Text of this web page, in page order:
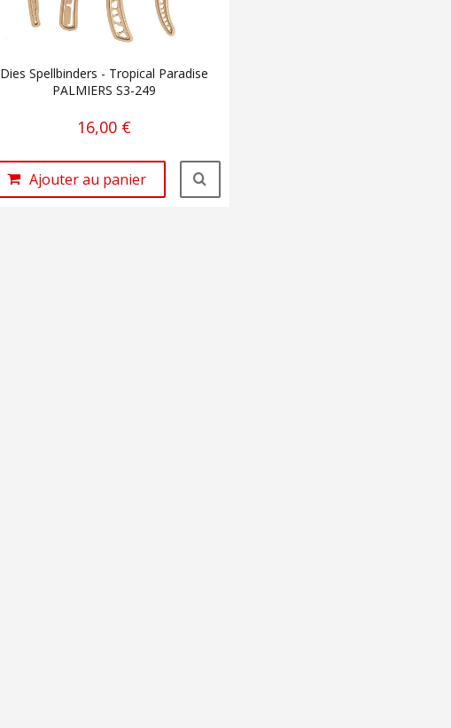
Dies Spellbinders - Tropical Paradise
PALMIERS S3-249
16,00 €
Ajouter au panier